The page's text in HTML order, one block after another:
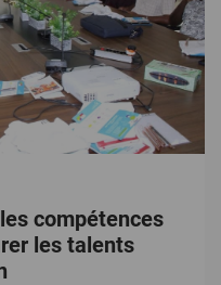
compétences
les talents